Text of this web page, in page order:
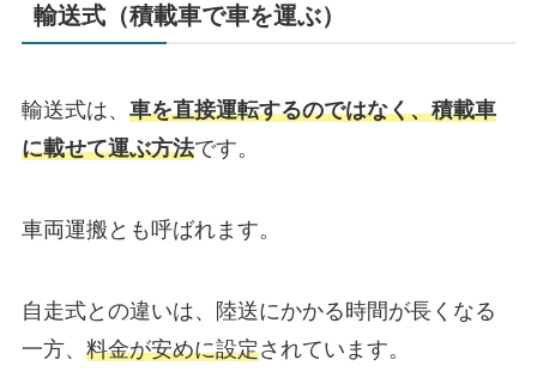
輸送式（積載車で車を運ぶ）
輸送式は、 車を直接運転するのではなく、積載車
に載せて運ぶ方法です。
車両運搬とも呼ばれます。
自走式との違いは、陸送にかかる時間が長くなる
一方、 料金が安めに設定されています。